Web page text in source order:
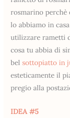
rosmarino perchè
lo abbiamo in
utilizzare rametti
cosa tu abbia di
belsottopiatto in
esteticamente il
pregio alla
IDEA #5